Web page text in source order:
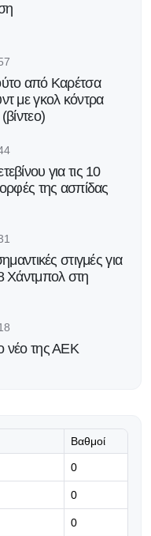
από Καρέτσα
με γκολ κόντρα
για τις 10
της ασπίδας
στιγμές για
Χάντμπολ στη
νέο της ΑΕΚ
η Εθνική
στην Ουκρανία
Βαθμοί
0
0
0